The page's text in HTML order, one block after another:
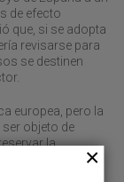
de efecto
que, si se adopta
revisarse para
se destinen
europea, pero la
objeto de
la
concluyó.